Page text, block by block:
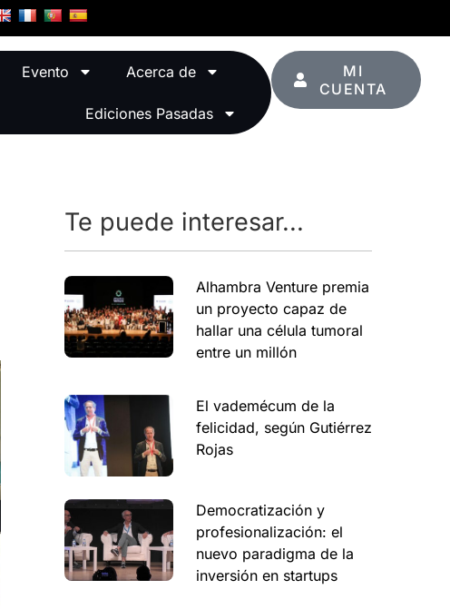
Evento Acerca de
Ediciones Pasadas
MI
CUENTA
Te puede interesar...
Alhambra Venture premia
un proyecto capaz de
hallar una célula tumoral
entre un millón
El vademécum de la
felicidad, según Gutiérrez
Rojas
Democratización y
profesionalización: el
nuevo paradigma de la
inversión en startups